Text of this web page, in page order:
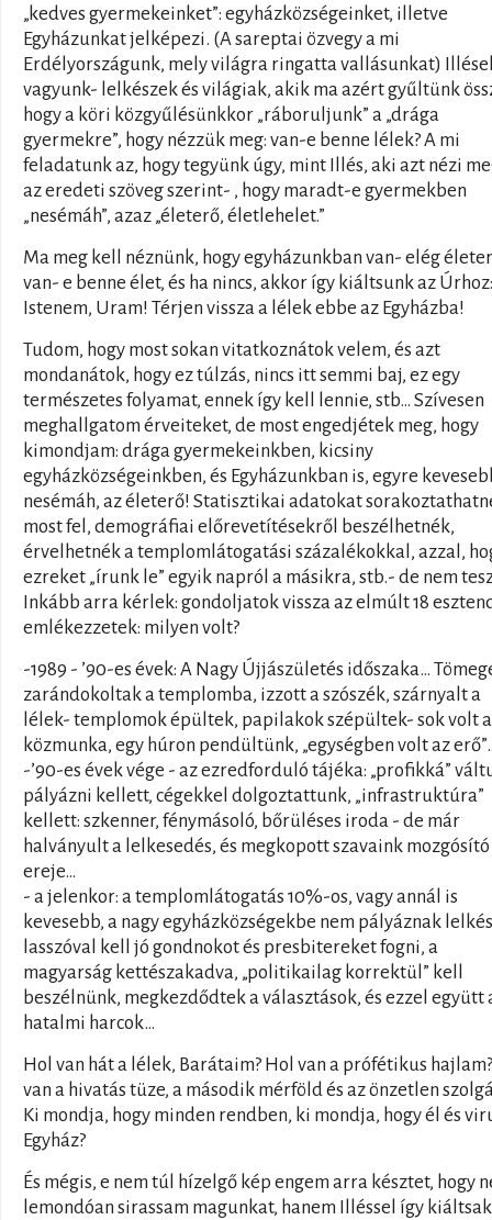
„kedves gyermekeinket”: egyházközségeinket, illetve
Egyházunkat jelképezi. (A sareptai özvegy a mi
Erdélyországunk, mely világra ringatta vallásunkat)
vagyunk- lelkészek és világiak, akik ma azért gyűltünk
hogy a köri közgyűlésünkkor „ráboruljunk” a „drága
gyermekre”, hogy nézzük meg: van-e benne lélek? A mi
feladatunk az, hogy tegyünk úgy, mint Illés, aki azt nézi
az eredeti szöveg szerint- , hogy maradt-e gyermekben
„nesémáh”, azaz „életerő, életlehelet.”
Ma meg kell néznünk, hogy egyházunkban van- elég
van- e benne élet, és ha nincs, akkor így kiáltsunk az Úrhoz:
Istenem, Uram! Térjen vissza a lélek ebbe az Egyházba!
Tudom, hogy most sokan vitatkoznátok velem, és azt
mondanátok, hogy ez túlzás, nincs itt semmi baj, ez egy
természetes folyamat, ennek így kell lennie, stb… Szívesen
meghallgatom érveiteket, de most engedjétek meg, hogy
kimondjam: drága gyermekeinkben, kicsiny
egyházközségeinkben, és Egyházunkban is, egyre
nesémáh, az életerő! Statisztikai adatokat
most fel, demográfiai előrevetítésekről beszélhetnék,
érvelhetnék a templomlátogatási százalékokkal, azzal,
ezreket „írunk le” egyik napról a másikra, stb.- de nem
Inkább arra kérlek: gondoljatok vissza az elmúlt 18
emlékezzetek: milyen volt?
-1989 - ’90-es évek: A Nagy Újjászületés időszaka…
zarándokoltak a templomba, izzott a szószék, szárnyalt a
lélek- templomok épültek, papilakok szépültek- sok volt a
közmunka, egy húron pendültünk, „egységben volt az
-’90-es évek vége - az ezredforduló tájéka: „profikká”
pályázni kellett, cégekkel dolgoztattunk, „infrastruktúra”
kellett: szkenner, fénymásoló, bőrüléses iroda - de már
halványult a lelkesedés, és megkopott szavaink mozgósító
ereje…
- a jelenkor: a templomlátogatás 10%-os, vagy annál is
kevesebb, a nagy egyházközségekbe nem pályáznak
lasszóval kell jó gondnokot és presbitereket fogni, a
magyarság kettészakadva, „politikailag korrektül” kell
beszélnünk, megkezdődtek a választások, és ezzel együtt
hatalmi harcok…
Hol van hát a lélek, Barátaim? Hol van a prófétikus
van a hivatás tüze, a második mérföld és az önzetlen
Ki mondja, hogy minden rendben, ki mondja, hogy él és
Egyház?
És mégis, e nem túl hízelgő kép engem arra késztet, hogy
lemondóan sirassam magunkat, hanem Illéssel így